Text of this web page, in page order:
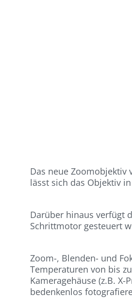
Das neue Zoomobjektiv
lässt sich das Objektiv
Darüber hinaus verfügt
Schrittmotor gesteuert
Zoom-, Blenden- und
Temperaturen von bis
Kameragehäuse (z.B.
bedenkenlos